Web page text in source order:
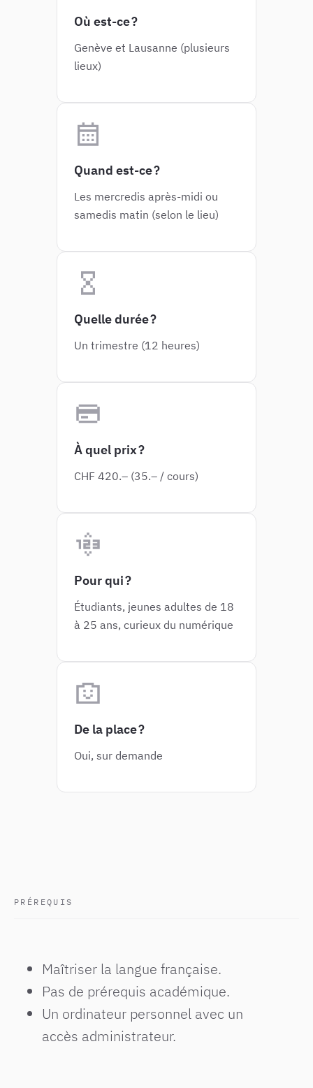
Où est-ce ?
Genève et Lausanne (plusieurs
lieux)
Quand est-ce ?
Les mercredis après-midi ou
samedis matin (selon le lieu)
Quelle durée ?
Un trimestre (12 heures)
À quel prix ?
CHF 420.– (35.– / cours)
Pour qui ?
Étudiants, jeunes adultes de 18
à 25 ans, curieux du numérique
De la place ?
Oui, sur demande
PRÉREQUIS
Maîtriser la langue française.
Pas de prérequis académique.
Un ordinateur personnel avec un
accès administrateur.